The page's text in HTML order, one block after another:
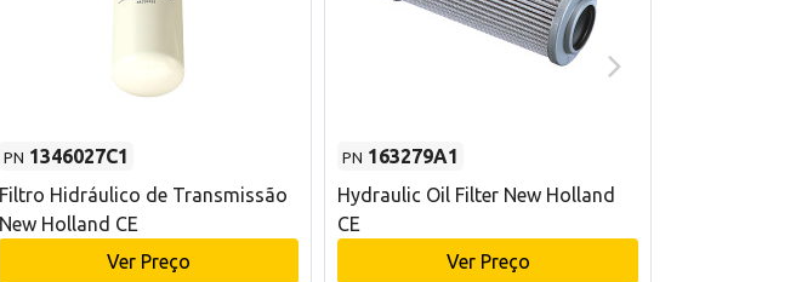
PN 1346027C1
Filtro Hidráulico de Transmissão
New Holland CE
Ver Preço
PN 163279A1
Hydraulic Oil Filter New Holland
CE
Ver Preço